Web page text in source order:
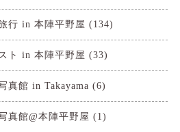
行 in 本陣平野屋 (134)
ト in 本陣平野屋 (33)
真館 in Takayama (6)
真館@本陣平野屋 (1)